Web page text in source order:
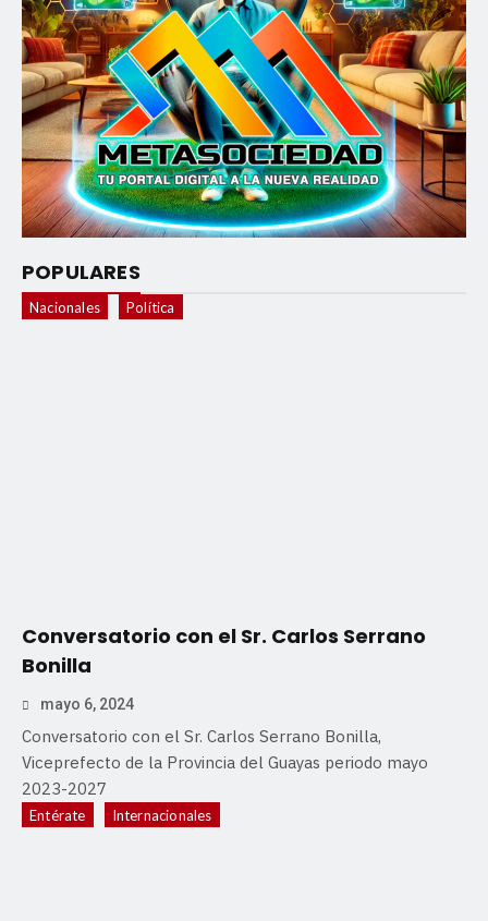
POPULARES
Nacionales Política
Conversatorio con el Sr. Carlos Serrano
Bonilla
mayo 6, 2024
Conversatorio con el Sr. Carlos Serrano Bonilla,
Viceprefecto de la Provincia del Guayas periodo mayo
2023-2027
Entérate Internacionales